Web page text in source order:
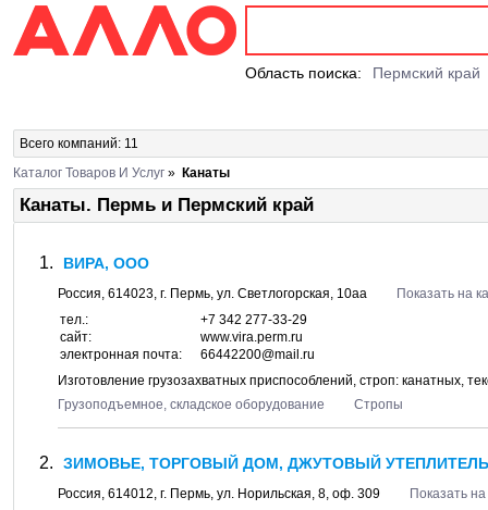
Область поиска: Пермский край
Всего компаний: 11
Каталог Товаров И Услуг » Канаты
Канаты. Пермь и Пермский край
ВИРА, ООО
Россия, 614023, г. Пермь, ул. Светлогорская, 10аа
Показать на
тел.:
+7 342 277-33-29
сайт:
www.vira.perm.ru
электронная почта:
66442200@mail.ru
Изготовление грузозахватных приспособлений, строп: канатных,
Грузоподъемное, складское оборудование
Стропы
ЗИМОВЬЕ, ТОРГОВЫЙ ДОМ, ДЖУТОВЫЙ
Россия, 614012, г. Пермь, ул. Норильская, 8, оф. 309
Показать